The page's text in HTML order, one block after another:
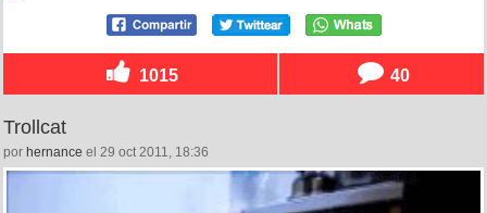
1015 40
Trollcat
por hernance el 29 oct 2011, 18:36